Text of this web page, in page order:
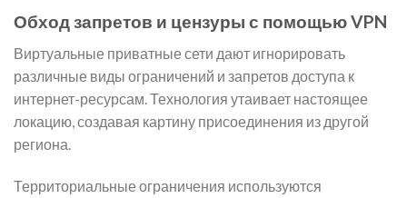
Обход запретов и цензуры с помощью VPN
Виртуальные приватные сети дают игнорировать
различные виды ограничений и запретов доступа к
интернет-ресурсам. Технология утаивает настоящее
локацию, создавая картину присоединения из другой
региона.
Территориальные ограничения используются